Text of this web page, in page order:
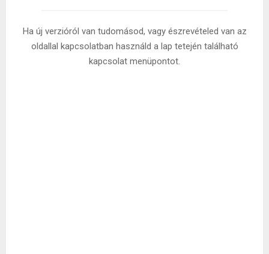
Ha új verzióról van tudomásod, vagy észrevételed van az
oldallal kapcsolatban használd a lap tetején található
kapcsolat menüpontot.